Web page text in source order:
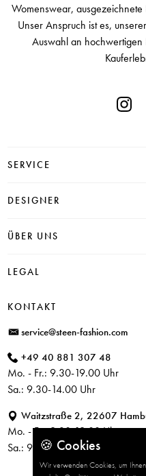
Womenswear, ausgezeichnete
Unser Anspruch ist es,
Auswahl an hochwertigen
SERVICE
Größentabelle
Häufige Fragen
Rücksendung
DESIGNER
INSIEME
JUVIA
CANDICE COOPER
+ Mehr Designer
ÜBER UNS
Historie
LEGAL
Impressum
KONTAKT
service@steen-fashion.com
+49 40 881 307 48
Mo. - Fr.: 9.30-19.00 Uhr
Sa.: 9.30-14.00 Uhr
Waitzstraße 2, 22607
Mo. - Fr.: 9.30-19.00 Uhr
Sa.: 9.30-14.00 Uhr
🍪 Cookies
Wir verwenden Cookies, um